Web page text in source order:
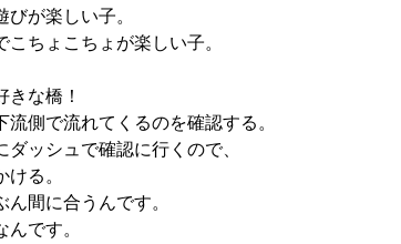
が楽しい子。
ちょこちょが楽しい子。
な橋！
流側で流れてくるのを確認する。
ッシュで確認に行くので、
る。
間に合うんです。
です。